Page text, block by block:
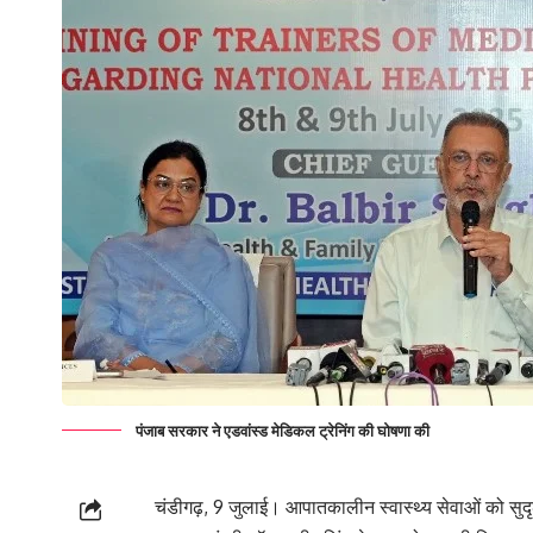
पंजाब सरकार ने एडवांस्ड मेडिकल ट्रेनिंग की घोषणा की
चंडीगढ़, 9 जुलाई। आपातकालीन स्वास्थ्य सेवाओं को